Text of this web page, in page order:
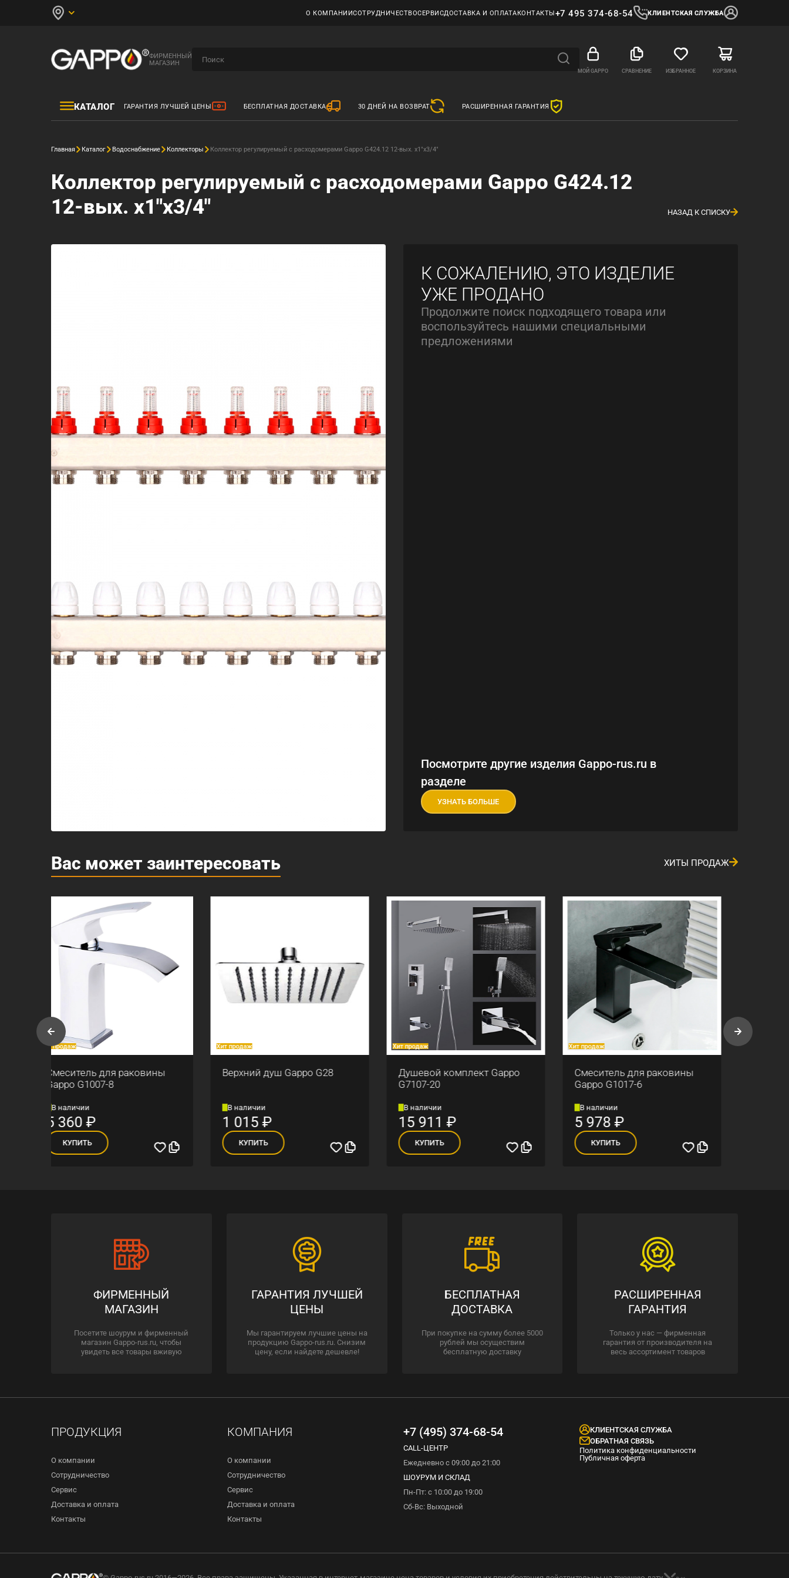
О КОМПАНИИСОТРУДНИЧЕСТВОСЕРВИСДОСТАВКА И ОПЛАТАКОНТАКТЫ+7 495 374-68-54 КЛИЕНТСКАЯ СЛУЖБА
ФИРМЕННЫЙ
МАГАЗИН
МОЙ GAPPO СРАВНЕНИЕ ИЗБРАННОЕ КОРЗИНА
КАТАЛОГ ГАРАНТИЯ ЛУЧШЕЙ ЦЕНЫ БЕСПЛАТНАЯ ДОСТАВКА 30 ДНЕЙ НА ВОЗВРАТ РАСШИРЕННАЯ ГАРАНТИЯ
Главная Каталог Водоснабжение Коллекторы Коллектор регулируемый с расходомерами Gappo G424.12 12-вых. x1"x3/4"
Коллектор регулируемый с расходомерами Gappo G424.12
12-вых. x1"x3/4"
НАЗАД К СПИСКУ
К СОЖАЛЕНИЮ, ЭТО ИЗДЕЛИЕ
УЖЕ ПРОДАНО
Продолжите поиск подходящего товара или
воспользуйтесь нашими специальными
предложениями
Посмотрите другие изделия Gappo-rus.ru в
разделе
УЗНАТЬ БОЛЬШЕ
Вас может заинтересовать ХИТЫ ПРОДАЖ
Хит продаж
Верхний душ Gappo G28
В наличии
1 015
КУПИТЬ
Хит продаж
Душевой комплект Gappo
В наличии
15 911
КУПИТЬ
Хит продаж
Смеситель для раковины
Gappo G1017-6
В наличии
5 978₽
КУПИТЬ
Хит продаж
Смеситель для раковины
Gappo G1017
В наличии
5 640
КУПИТЬ
ФИРМЕННЫЙ
МАГАЗИН
Посетите шоурум и фирменный
магазин Gappo-rus.ru, чтобы
увидеть все товары вживую
ГАРАНТИЯ ЛУЧШЕЙ
ЦЕНЫ
Мы гарантируем лучшие цены на
продукцию Gappo-rus.ru. Снизим
цену, если найдете дешевле!
БЕСПЛАТНАЯ
ДОСТАВКА
При покупке на сумму более 5000
рублей мы осуществим
бесплатную доставку
РАСШИРЕННАЯ
ГАРАНТИЯ
Только у нас — фирменная
гарантия от производителя на
весь ассортимент товаров
ПРОДУКЦИЯ
О компании
Сотрудничество
Сервис
Доставка и оплата
Контакты
КОМПАНИЯ
О компании
Сотрудничество
Сервис
Доставка и оплата
Контакты
+7 (495) 374-68-54
CALL-ЦЕНТР
Ежедневно с 09:00 до 21:00
ШОУРУМ И СКЛАД
Пн-Пт: с 10:00 до 19:00
Сб-Вс: Выходной
КЛИЕНТСКАЯ СЛУЖБА
ОБРАТНАЯ СВЯЗЬ
Политика конфиденциальности
Публичная оферта